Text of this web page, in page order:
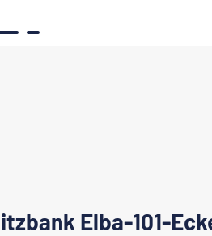
Elba-101-